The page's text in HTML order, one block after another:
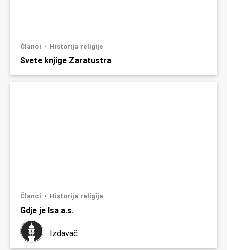
Članci Historija religije
Svete knjige Zaratustra
Članci Historija religije
Gdje je Isa a.s.
Izdavač